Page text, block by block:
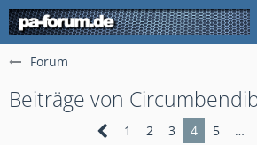
Forum
Beiträge von
1 2 3 4 5 …